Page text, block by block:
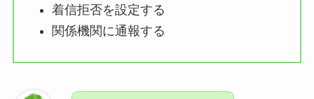
着信拒否を設定する
関係機関に通報する